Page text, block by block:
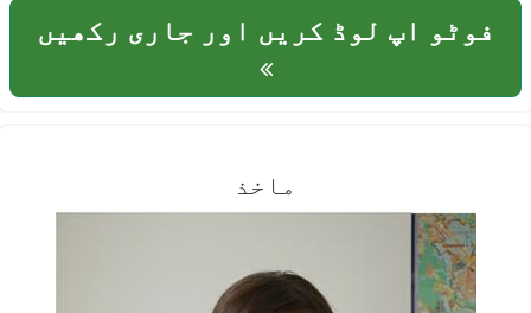
فوٹو اپ لوڈ کریں اور جاری رکھیں
ماخذ